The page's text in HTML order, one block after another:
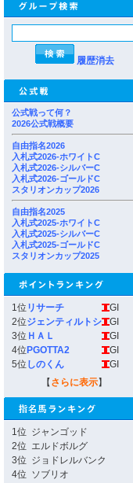
履歴消去
公式戦って何？
2026公式戦概要
自由指名2026
入札式2026-ホワイトC
入札式2026-シルバーC
入札式2026-ゴールドC
スタリオンカップ2026
自由指名2025
入札式2025-ホワイトC
入札式2025-シルバーC
入札式2025-ゴールドC
スタリオンカップ2025
1位 リサーチ
GI
2位ジェンティルトシ
GI
3位 ＨＡＬ
GI
4位 PGOTTA2
GI
5位 しのくん
GI
【 さらに表示】
1位 ジャンゴッド
2位 エルドボルグ
3位 ジョドレルバンク
4位 ソブリオ